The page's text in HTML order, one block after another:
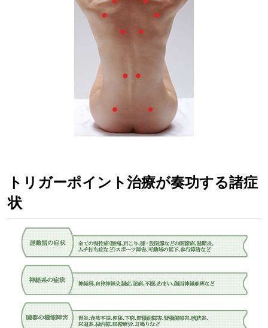
トリガーポイント治療が奏功する諸症
状